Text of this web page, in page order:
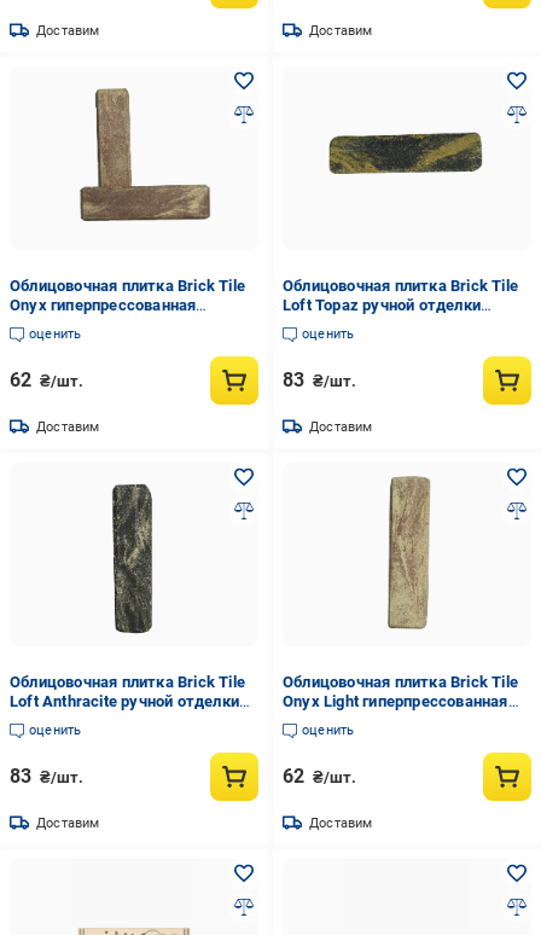
Доставим Доставим
Облицовочная плитка Brick Tile
Onyx гиперпрессованная
гладкая (TileBrick1)
оценить
62 ₴/шт.
Доставим
Облицовочная плитка Brick Tile
Loft Topaz ручной отделки
(TileBrick7)
оценить
83 ₴/шт.
Доставим
Облицовочная плитка Brick Tile
Loft Anthracite ручной отделки
(TileBrick8)
оценить
83 ₴/шт.
Доставим
Облицовочная плитка Brick Tile
Onyx Light гиперпрессованная
гладкая (TileBrick3)
оценить
62 ₴/шт.
Доставим